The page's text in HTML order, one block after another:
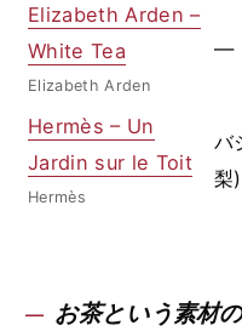
Elizabeth Arden –
White Tea
Elizabeth Arden
—
Hermès – Un
Jardin sur le Toit
Hermès
バ
梨
お茶という素材